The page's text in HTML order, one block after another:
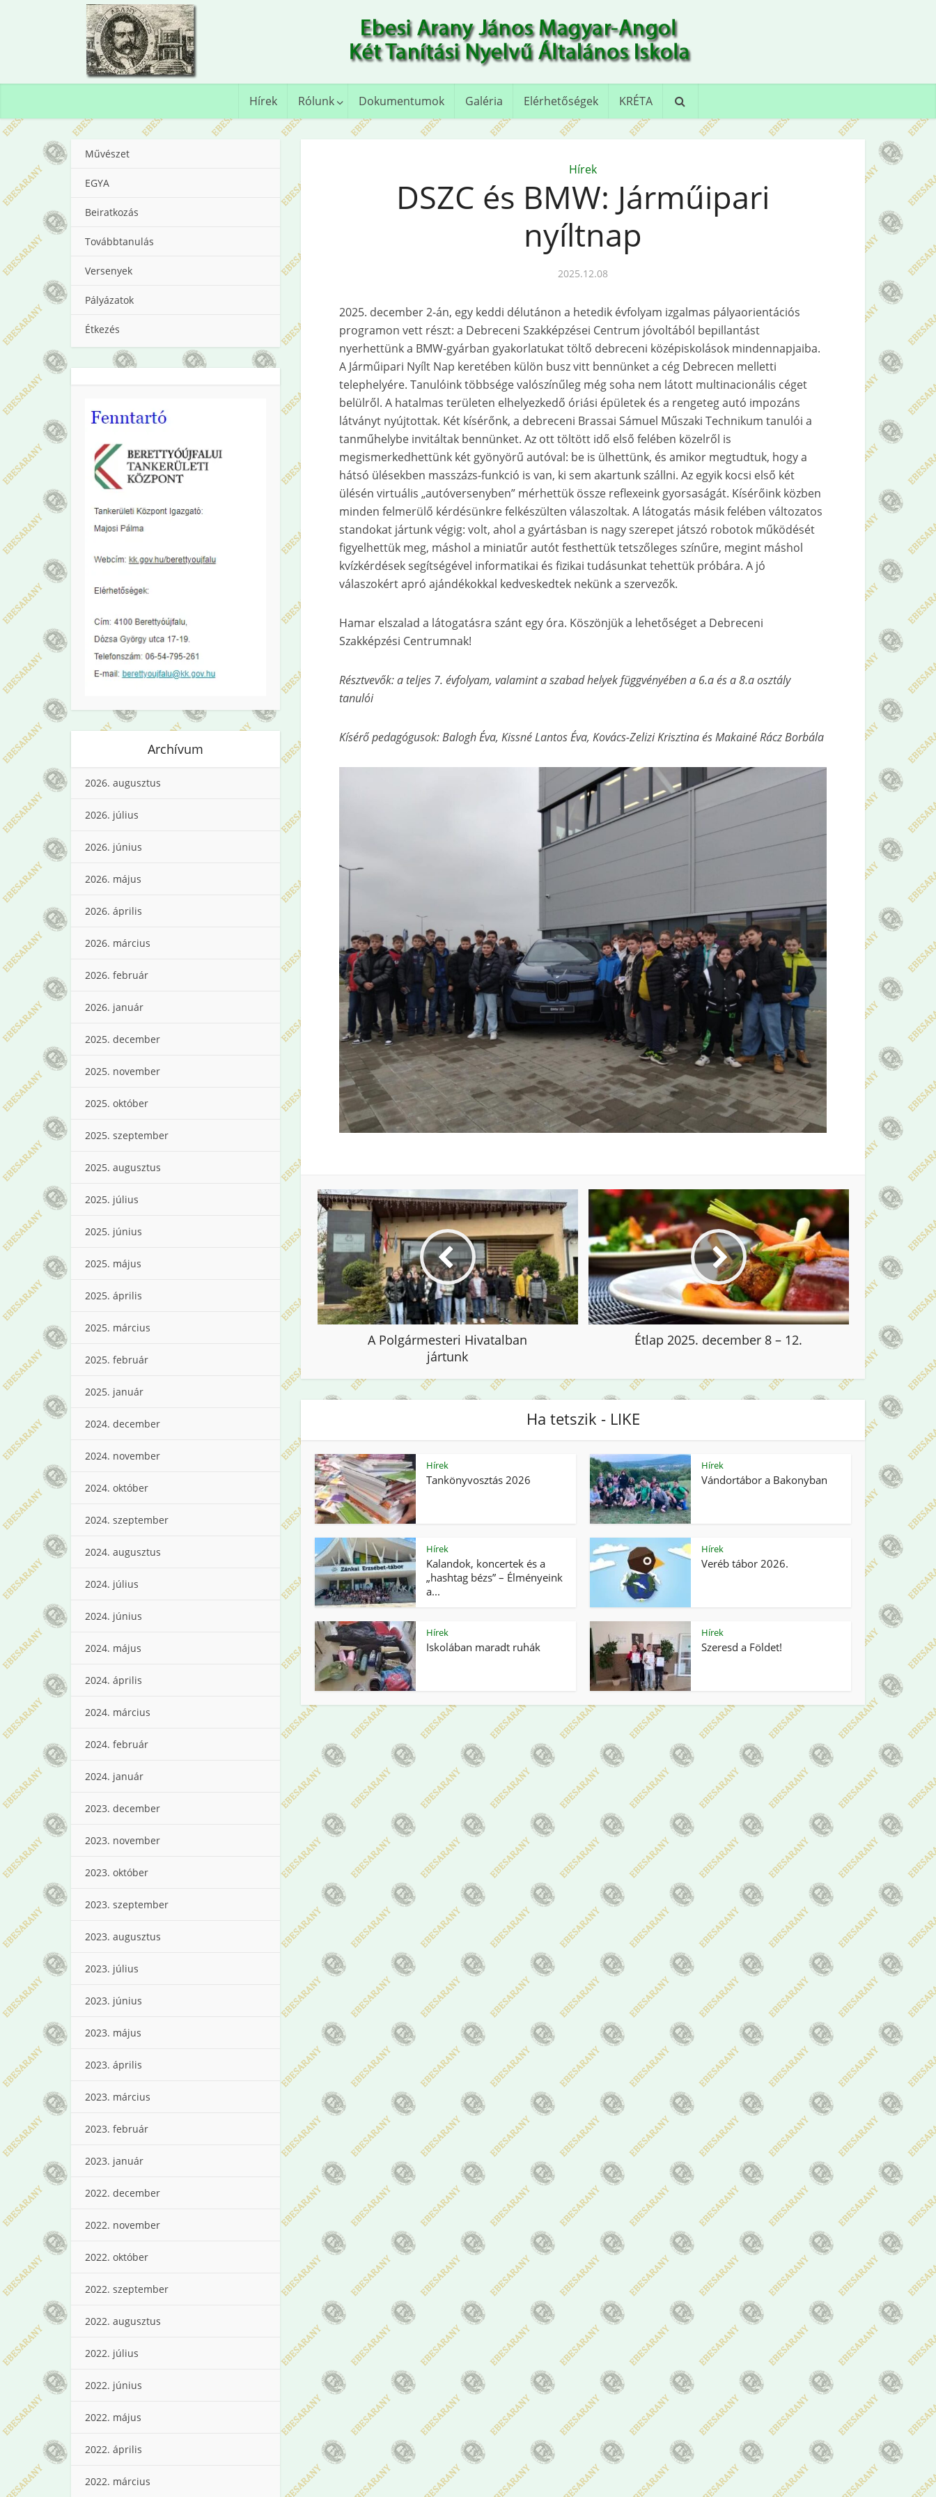
Hírek Rólunk Dokumentumok Galéria Elérhetőségek KRÉTA
Művészet
EGYA
Beiratkozás
Továbbtanulás
Versenyek
Pályázatok
Étkezés
Archívum
2026. augusztus
2026. július
2026. június
2026. május
2026. április
2026. március
2026. február
2026. január
2025. december
2025. november
2025. október
2025. szeptember
2025. augusztus
2025. július
2025. június
2025. május
2025. április
2025. március
2025. február
2025. január
2024. december
2024. november
2024. október
2024. szeptember
2024. augusztus
2024. július
2024. június
2024. május
2024. április
2024. március
2024. február
2024. január
2023. december
2023. november
2023. október
2023. szeptember
2023. augusztus
2023. július
2023. június
2023. május
2023. április
2023. március
2023. február
2023. január
2022. december
2022. november
2022. október
2022. szeptember
2022. augusztus
2022. július
2022. június
2022. május
2022. április
2022. március
Hírek
DSZC és BMW: Járműipari
nyíltnap
2025.12.08
2025. december 2-án, egy keddi délutánon a hetedik évfolyam izgalmas pályaorientációs
programon vett részt: a Debreceni Szakképzései Centrum jóvoltából bepillantást
nyerhettünk a BMW-gyárban gyakorlatukat töltő debreceni középiskolások mindennapjaiba.
A Járműipari Nyílt Nap keretében külön busz vitt bennünket a cég Debrecen melletti
telephelyére. Tanulóink többsége valószínűleg még soha nem látott multinacionális céget
belülről. A hatalmas területen elhelyezkedő óriási épületek és a rengeteg autó impozáns
látványt nyújtottak. Két kísérőnk, a debreceni Brassai Sámuel Műszaki Technikum tanulói a
tanműhelybe invitáltak bennünket. Az ott töltött idő első felében közelről is
megismerkedhettünk két gyönyörű autóval: be is ülhettünk, és amikor megtudtuk, hogy a
hátsó ülésekben masszázs-funkció is van, ki sem akartunk szállni. Az egyik kocsi első két
ülésén virtuális „autóversenyben” mérhettük össze reflexeink gyorsaságát. Kísérőink közben
minden felmerülő kérdésünkre felkészülten válaszoltak. A látogatás másik felében változatos
standokat jártunk végig: volt, ahol a gyártásban is nagy szerepet játszó robotok működését
figyelhettük meg, máshol a miniatűr autót festhettük tetszőleges színűre, megint máshol
kvízkérdések segítségével informatikai és fizikai tudásunkat tehettük próbára. A jó
válaszokért apró ajándékokkal kedveskedtek nekünk a szervezők.
Hamar elszalad a látogatásra szánt egy óra. Köszönjük a lehetőséget a Debreceni
Szakképzési Centrumnak!
Résztvevők: a teljes 7. évfolyam, valamint a szabad helyek függvényében a 6.a és a 8.a osztály
tanulói
Kísérő pedagógusok: Balogh Éva, Kissné Lantos Éva, Kovács-Zelizi Krisztina és Makainé Rácz Borbála
A Polgármesteri Hivatalban
jártunk
Étlap 2025. december 8 – 12.
Ha tetszik - LIKE
Hírek
Tankönyvosztás 2026
Hírek
Vándortábor a Bakonyban
Hírek
Kalandok, koncertek és a
„hashtag bézs” – Élményeink
a...
Hírek
Veréb tábor 2026.
Hírek
Iskolában maradt ruhák
Hírek
Szeresd a Földet!